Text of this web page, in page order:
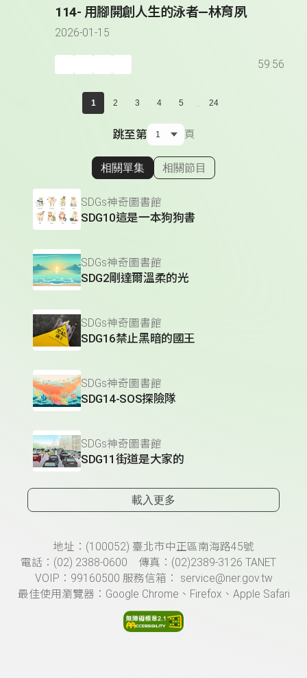
114- 用腳開創人生的泳者—林育夙
2026-01-15
59:56
1 2 3 4 5 ... 24
跳至第 頁
顯示相關單集
相關單集 相關節目
SDGs神奇圖書館
SDG10這是一本狗狗書
SDGs神奇圖書館
SDG2剛達爾溫柔的光
SDGs神奇圖書館
SDG16禁止黑暗的國王
SDGs神奇圖書館
SDG14-SOS探險隊
SDGs神奇圖書館
SDG11街道是大家的
載入更多
頁尾資訊地址：(100052) 臺北市中正區南海路45號
電話：(02) 2388-0600 傳真：(02)2389-3126 TANET
VOIP：99160500 服務信箱： service@ner.gov.tw
最佳使用瀏覽器：Google Chrome、Firefox、Apple Safari